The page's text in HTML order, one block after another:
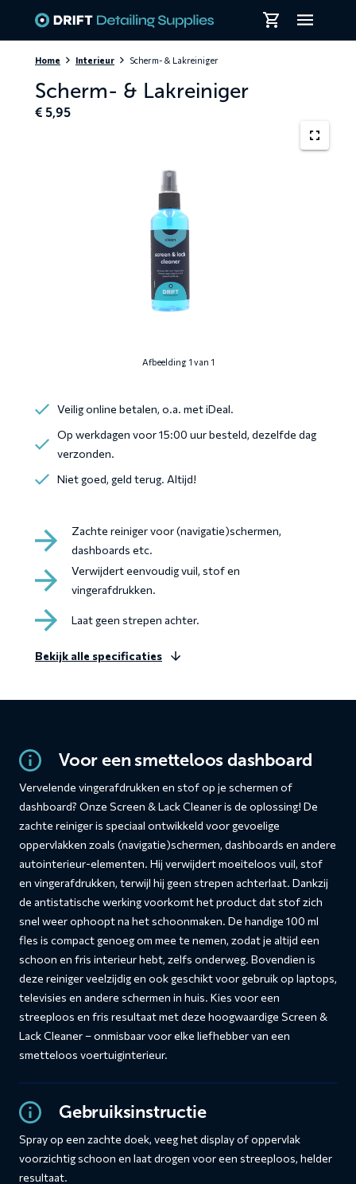
Home Interieur Scherm- & Lakreiniger
Scherm- & Lakreiniger
€ 5,95
Afbeelding 1 van 1
Veilig online betalen, o.a. met iDeal.
Op werkdagen voor 15:00 uur besteld, dezelfde dag
verzonden.
Niet goed, geld terug. Altijd!
Zachte reiniger voor (navigatie)schermen,
dashboards etc.
Verwijdert eenvoudig vuil, stof en
vingerafdrukken.
Laat geen strepen achter.
Bekijk alle specificaties
Voor een smetteloos dashboard
Vervelende vingerafdrukken en stof op je schermen of
dashboard? Onze Screen & Lack Cleaner is de oplossing! De
zachte reiniger is speciaal ontwikkeld voor gevoelige
oppervlakken zoals (navigatie)schermen, dashboards en andere
autointerieur-elementen. Hij verwijdert moeiteloos vuil, stof
en vingerafdrukken, terwijl hij geen strepen achterlaat. Dankzij
de antistatische werking voorkomt het product dat stof zich
snel weer ophoopt na het schoonmaken. De handige 100 ml
fles is compact genoeg om mee te nemen, zodat je altijd een
schoon en fris interieur hebt, zelfs onderweg. Bovendien is
deze reiniger veelzijdig en ook geschikt voor gebruik op laptops,
televisies en andere schermen in huis. Kies voor een
streeploos en fris resultaat met deze hoogwaardige Screen &
Lack Cleaner – onmisbaar voor elke liefhebber van een
smetteloos voertuiginterieur.
Gebruiksinstructie
Spray op een zachte doek, veeg het display of oppervlak
voorzichtig schoon en laat drogen voor een streeploos, helder
resultaat.